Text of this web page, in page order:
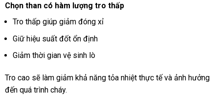
Chọn than có hàm lượng tro thấp
Tro thấp giúp giảm đóng xỉ
Giữ hiệu suất đốt ổn định
Giảm thời gian vệ sinh lò
Tro cao sẽ làm giảm khả năng tỏa nhiệt thực tế và ảnh hưởng
đến quá trình cháy.